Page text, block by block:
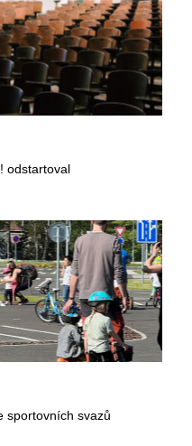
odstartoval
sportovních svazů